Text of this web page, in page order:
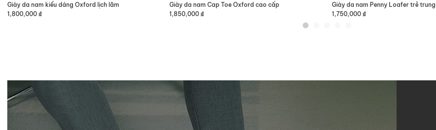
Giày da nam kiểu dáng Oxford lịch lãm
1,800,000 ₫
Giày da nam Cap Toe Oxford cao cấp
1,850,000₫
Giày da nam Penny Loafer trẻ
1,750,000 ₫